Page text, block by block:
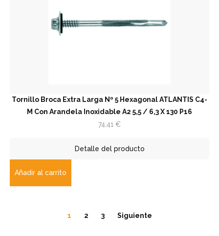
Tornillo Broca Extra Larga Nº 5 Hexagonal ATLANTIS C4-
M Con Arandela Inoxidable A2 5,5 / 6,3 X 130 P16
74,41 €
Detalle del producto
Añadir al carrito
1 2 3 Siguiente